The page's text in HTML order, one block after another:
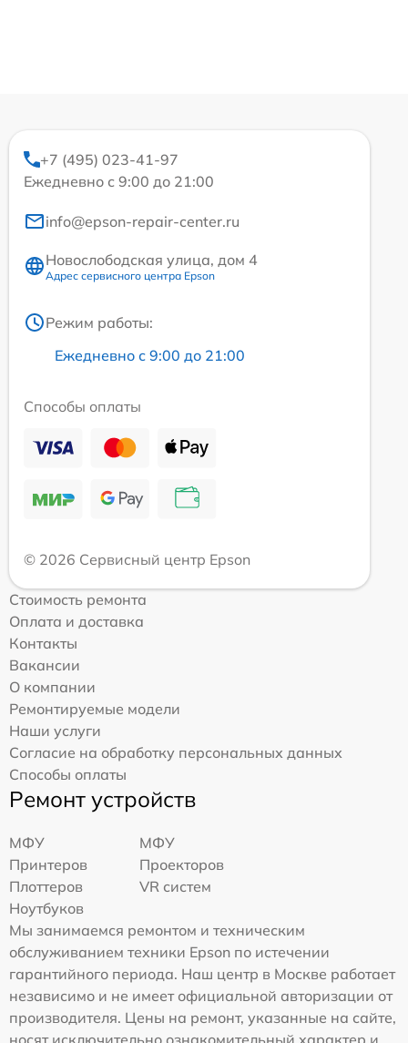
+7 (495) 023-41-97
Ежедневно с 9:00 до 21:00
info@epson-repair-center.ru
Новослободская улица, дом 4
Адрес сервисного центра Epson
Режим работы:
Ежедневно с 9:00 до 21:00
Способы оплаты
© 2026 Сервисный центр Epson
Стоимость ремонта
Оплата и доставка
Контакты
Вакансии
О компании
Ремонтируемые модели
Наши услуги
Согласие на обработку персональных данных
Способы оплаты
Ремонт устройств
МФУ
МФУ
Принтеров
Проекторов
Плоттеров
VR систем
Ноутбуков
Мы занимаемся ремонтом и техническим
обслуживанием техники Epson по истечении
гарантийного периода. Наш центр в Москве работает
независимо и не имеет официальной авторизации от
производителя. Цены на ремонт, указанные на сайте,
носят исключительно ознакомительный характер и